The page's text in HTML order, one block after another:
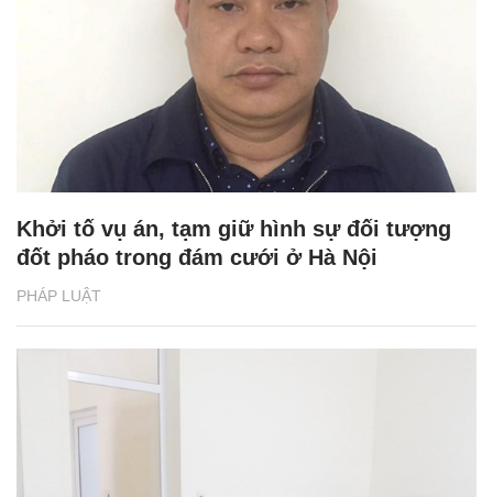
PHÁP LUẬT
Khởi tố vụ án, tạm giữ hình sự đối tượng
đốt pháo trong đám cưới ở Hà Nội